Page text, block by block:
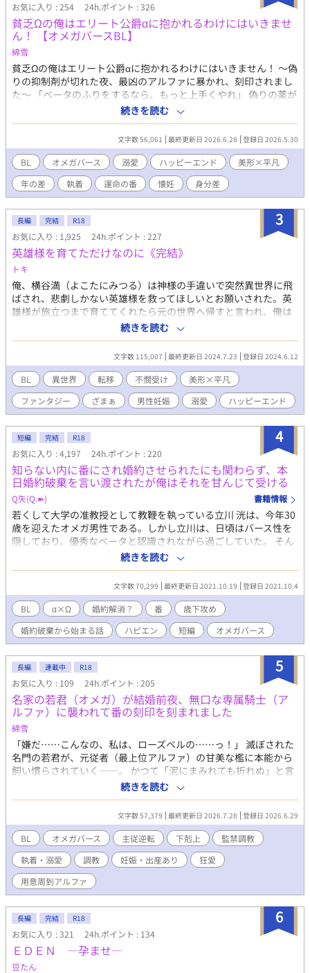
お気に入り : 254 24h.ポイント : 326
貧乏Ωの俺はエリート公爵αに抱かれるわけにはいきませ
ん！ 【オメガバースBL】
綿雪
貧乏Ωの俺はエリート公爵αに抱かれるわけにはいきません！ 〜偽
りの抑制剤が切れた夜、最凶のアルファに暴かれ、刻印されまし
た〜 「ベータのふりをするなら、もっと上手くやれ」 偽りの薬が
切れた夜、最凶のアルファに全てを暴かれ、刻印された――。 貧
困層のオメガである湊（みなと）は、アルファに人生を狂わされ
るのを恐れ、ベータと偽って安価な危険薬を飲みながら清掃員と
して働いていた。 しかし、立ち入り禁止の最上階オフィスで、冷
酷な実業家公爵・レオンの放つ圧倒的なフェロモンを浴びたこと
で、湊の身体に異変が起きる。 「変な匂いがするな……安物の薬
の向こう側に、もっと甘い匂いが隠れている」 鋭く正体を疑わ
れ、逃げ場のない執務室で詰め寄られる屈辱と、身体の芯から湧
き上がる見たこともない熱。 そして翌日、ついに強烈な発情期
（ヒート）が湊を襲い――。 どこまでも冷徹だったはずの公爵
が、運命の番（つがい）を見つけた瞬間に見せる、狂気じみた独
占欲と過保護。 ――逃げられない。俺の身体も、魂も、この人に
壊されるまで抱き潰される。 身分差・正体隠匿から始まる、狂愛
オメガバース！ ※この物語はオメガバースを舞台とした架空の世
界であり、男性の妊娠・出産等の描写があります。苦手な方はご
注意ください。
続きを読む
文字数 56,061 最終更新日 2026.6.28 登録日 2026.5.30
BL オメガバース 溺愛 ハッピーエンド
美形×平凡
年の差
執着 運命の番 懐妊 身分差
3
長編 完結 R18
お気に入り : 1,925 24h.ポイント : 227
英雄様を育てただけなのに《完結》
トキ
俺、横谷満（よこたにみつる）は神様の手違いで突然異世界に飛
ばされ、悲劇しかない英雄様を救ってほしいとお願いされた。英
雄様が旅立つまで育ててくれたら元の世界へ帰すと言われ、俺は
仕方なく奴隷市場に足を運び、処分寸前の未来の英雄様を奴隷商
人から買って神様が用意してくれた屋敷へ連れ帰った。神様の力
で悪趣味な太った中年貴族のような姿に変えられた俺を、未来の
英雄様は警戒して敵視して、彼が青年となり英雄だと発覚しても
嫌われたままだった。英雄様が仲間と共に旅立った直後、俺は魔
獣に襲われて命を落とした。気が付くと俺は元の世界に帰ってい
た。全てが嫌になり疲れ果て、それでも無気力に生きていたけど
俺はまた異世界に召喚された。今度は悪役の貴族ではなく、世界
を救う神子として…… 奴隷だった英雄様×容姿を変えられていた
不憫な青年のお話。満は英雄様に嫌われていると思い込んでいま
すが、英雄様は最初から満大好きで物凄く執着しています。ヤン
デレですが旅の仲間達のお陰でぱっと見は満溺愛のスパダリ。 ※
男性妊娠・出産可能な設定です。 R18には最後に「※」を表記し
ています。 この小説は自サイトと『小説家になろう』のムーンラ
イトノベルズ様にも掲載しています。
続きを読む
文字数 115,007 最終更新日 2024.7.23 登録日 2024.6.12
BL 異世界 転移 不憫受け
美形×平凡
ファンタジー
ざまぁ 男性妊娠 溺愛 ハッピーエンド
4
短編 完結 R18
お気に入り : 4,197 24h.ポイント : 220
知らない内に番にされ婚約させられたにも関わらず、本
日婚約破棄を言い渡されたが俺はそれを甘んじて受ける
Q矢(Q.➽) 書籍情報
若くして大学の准教授として教鞭を執っている立川 洸は、今年30
歳を迎えたオメガ男性である。しかし立川は、日頃はバース性を
隠しており、優秀なベータと認識されながら過ごしていた。 そん
な彼は今、番であり婚約者でもある教え子の藤川 丞に婚約の解消
を申し入れられている。 婚約解消、番の解除という、オメガにと
っては致命的な宣告である筈の申し出を、すんなり受け入れた立
川。あまりにもあっさりとした立川の態度に、逆に戸惑う藤川。
番を解除し、別々の道を歩き始めた2人だったが、一人で解除の負
荷を背負った立川の身にはある異変が起きていた。 それから間も
なく、立川は大学を辞め姿を消す。消えた立川を捜す藤川だった
が、その消息を掴めぬまま数年が経ち…。 ひと目惚れから全力で
恋をしたアルファ・藤川と、歳上である事に負い目を感じながら
も、無自覚に藤川に対する気持ちを胸の中に育て始めたオメガ・
立川。 すれ違うばかりの2人の想いが重なる日は果たしてやって
くるのか―――。 ◆立川 洸（たちかわ こう）30歳 ベータを装っ
て生きてきたオメガ。容姿は小綺麗だが平凡の域。天涯孤独。 ◆
藤川 丞（ふじかわ たすく）20歳 恵まれた生まれ育ちのアルファ
故に、群がってくる他人にうんざりしていたが、初めて見た立川
の姿に惹かれ…。 ※オメガバース・独自設定あり 〜オメガバース
とは ★男性、女性という基本性別の上に、それぞれα(アルファ)、
β(ベータ)、Ω(オメガ)という第2性が存在する世界観の事です。 ★
総人口の10%ほどしかいない優性種として生まれるαは、高い知
能や才能、身体能力、カリスマ性や独特のオーラを有して生まれ
る場合が殆どであり、早くからその片鱗を見せたりもする為、世
界は彼らによって牽引されていると言われています。 ★対して、
やはり人口の10〜15%であるΩは、発現すれば男性であっても妊
娠・出産が可能な性です。 ★αはΩに、Ωはαに本能的に惹きつけ
られるようになっており、その度合いは遺伝子レベルで違いがあ
ります。 ★αとΩは性別に関わらず番(つがい)と呼ばれる契約を交
わし、無二のパートナーになる事が可能。番契約は通常、ヒート
(発情期)の性交時にαがΩのうなじに噛み跡を付ける事で成立しま
す。 なお、発現した後に訪れるヒート(発情期)時に放出するフェ
ロモンはαのヒートを誘発してしまう為、定期的に専門医に通院し
抑制剤を服用する事で望まぬ事故を未然に防ぐ努力が求められて
います。
続きを読む
文字数 70,299 最終更新日 2021.10.19 登録日 2021.10.4
BL ‪α‬×Ω 婚約解消？ 番
歳下攻め
婚約破棄から始まる話
ハピエン 短編 オメガバース
5
長編 連載中 R18
お気に入り : 109 24h.ポイント : 205
名家の若君（オメガ）が結婚前夜、無口な専属騎士（ア
ルファ）に襲われて番の刻印を刻まれました
綿雪
「嫌だ……こんなの、私は、ローズベルの……っ！」 滅ぼされた
名門の若君が、元従者（最上位アルファ）の甘美な檻に本能から
飼い慣らされていく――。 かつて「泥にまみれても折れぬ」と言
われた誇り高き若君・カール。 彼は今、実家を滅ぼした冷徹な元
従者・アッシュの腕の中で、小鳥のように大人しく食事を口元へ
運ばれている。 シルクの擦れる音と高級な洋菓子の香りに満ちた
「閉じられた寝室」。 そこは、アッシュがカールのために用意し
た、あまりにも甘やかで歪んだ調教の檻だった。 最初は屈辱に震
えていたカール。 しかし、熟成したラム酒のような濃厚なアルフ
ァの覇気に当てられ、首の後ろに刻まれた「番の噛み痕」を愛撫
されるたび、オメガの肉体は嘘をつけずに愛蜜を溢れさせてしま
う。 アッシュの裏の顔、カールのすべてを支配するアルファの傲
崩壊してゆく――。 神と崇めたオメガを手折る、執着監禁オメガ
バース！ ※この物語はオメガバースを舞台とした架空の世界であ
り、男性の妊娠・出産等の描写があります。苦手な方はご注意く
ださい。
続きを読む
文字数 57,379 最終更新日 2026.7.28 登録日 2026.6.29
BL オメガバース 主従逆転 下剋上
監禁調教
執着・溺愛
調教 妊娠・出産あり
狂愛
用意周到アルファ
6
長編 完結 R18
お気に入り : 321 24h.ポイント : 134
ＥＤＥＮ ―孕ませ―
豆たん